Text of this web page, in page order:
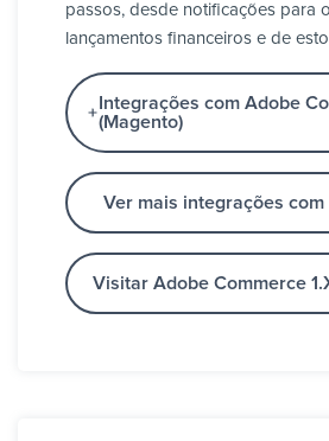
passos, desde notificações para
lançamentos financeiros e de
Integrações com Adobe
(Magento)
Ver mais integrações com
Visitar Adobe Commerce